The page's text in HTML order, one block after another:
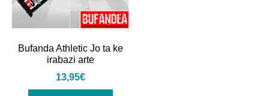
Bufanda Athletic Jo ta ke
irabazi arte
13,95€